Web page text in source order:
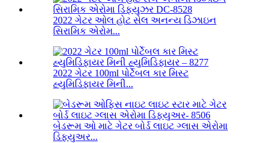
2022 ગેટર ઓલ હોટ સેલ અનન્ય ડિઝાઇન
સિરામિક એરોમ...
2022 ગેટર 100ml પોર્ટેબલ કાર મિસ્ટ
હ્યુમિડિફાયર મિની...
બેડરૂમ ઓ માટે ગેટર બોર્ડ લાઇટ ગ્લાસ એરોમા
ડિફ્યુઅર...